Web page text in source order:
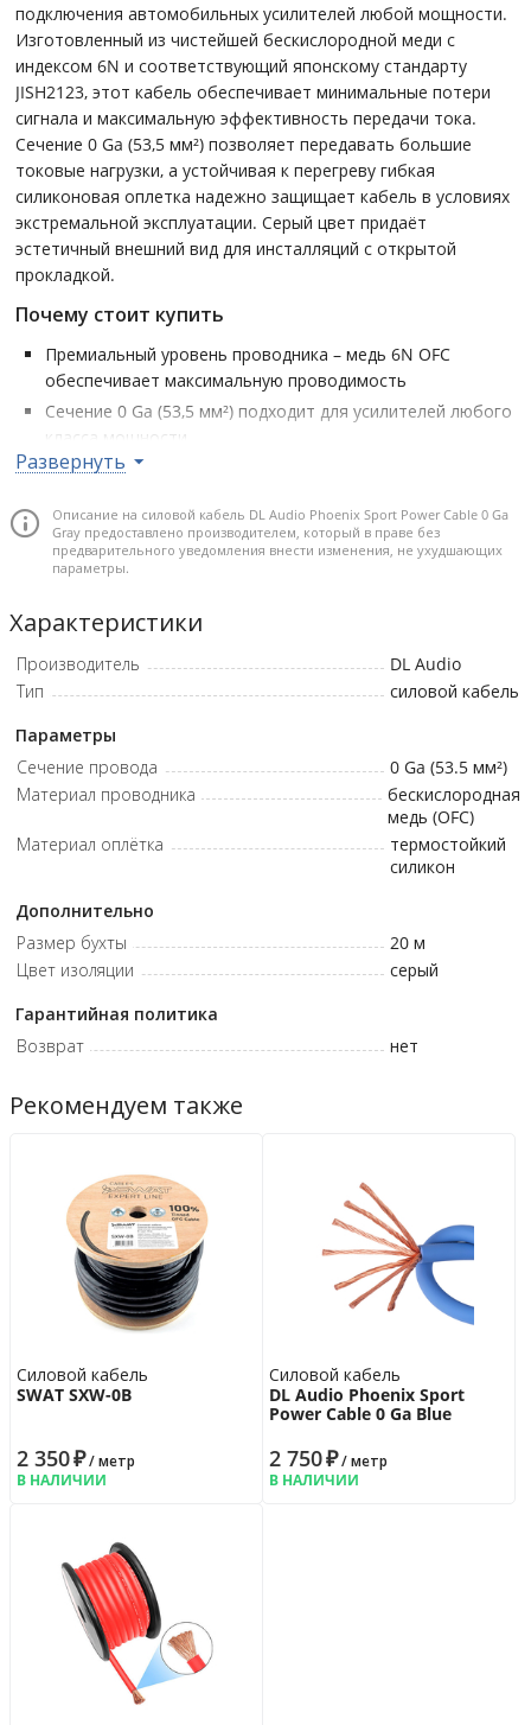
подключения автомобильных усилителей любой мощности.
Изготовленный из чистейшей бескислородной меди с
индексом 6N и соответствующий японскому стандарту
JISH2123, этот кабель обеспечивает минимальные потери
сигнала и максимальную эффективность передачи тока.
Сечение 0 Ga (53,5 мм²) позволяет передавать большие
токовые нагрузки, а устойчивая к перегреву гибкая
силиконовая оплетка надежно защищает кабель в условиях
экстремальной эксплуатации. Серый цвет придаёт
эстетичный внешний вид для инсталляций с открытой
прокладкой.
Почему стоит купить
Премиальный уровень проводника – медь 6N OFC
обеспечивает максимальную проводимость
Сечение 0 Ga (53,5 мм²) подходит для усилителей любого
класса мощности
Японский стандарт JISH2123 гарантирует качество
Гибкая силиконовая изоляция устойчива к
экстремальным температурам
Современный серый цвет хорошо сочетается с любым
OFC медь высочайшей степени очистки с индексом 6N • Цвет:
Серый
Развернуть
Описание на силовой кабель DL Audio Phoenix Sport Power Cable 0 Ga
Gray предоставлено производителем, который в праве без
предварительного уведомления внести изменения, не ухудшающих
параметры.
Характеристики
Производитель
DL Audio
Тип
силовой кабель
Параметры
Сечение провода
0 Ga (53.5 мм²)
Материал проводника
бескислородная
медь (OFC)
Материал оплётка
термостойкий
силикон
Дополнительно
Размер бухты
20 м
Цвет изоляции
серый
Гарантийная политика
Возврат
нет
Рекомендуем также
Силовой кабель
SWAT SXW-0B
2 350₽/ метр
В НАЛИЧИИ
Силовой кабель
DL Audio Phoenix Sport
Power Cable 0 Ga Blue
2 750₽/ метр
В НАЛИЧИИ